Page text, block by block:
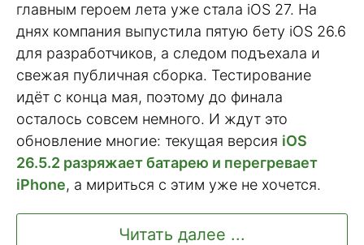
главным героем лета уже стала iOS 27. На
днях компания выпустила пятую бету iOS 26.6
для разработчиков, а следом подъехала и
свежая публичная сборка. Тестирование
идёт с конца мая, поэтому до финала
осталось совсем немного. И ждут это
обновление многие: текущая версия iOS
26.5.2 разряжает батарею и перегревает
iPhone, а мириться с этим уже не хочется.
Читать далее ...